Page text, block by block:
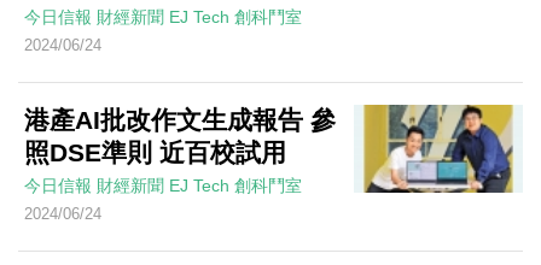
今日信報 財經新聞 EJ Tech 創科鬥室
2024/06/24
港產AI批改作文生成報告 參
照DSE準則 近百校試用
今日信報 財經新聞 EJ Tech 創科鬥室
2024/06/24